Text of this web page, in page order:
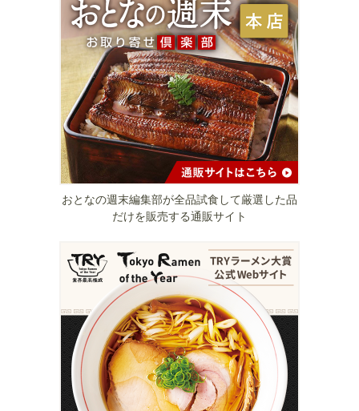
おとなの週末編集部が全品試食して厳選した品
だけを販売する通販サイト